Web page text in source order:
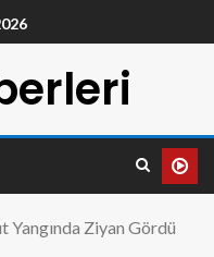
Yangında Ziyan Gördü